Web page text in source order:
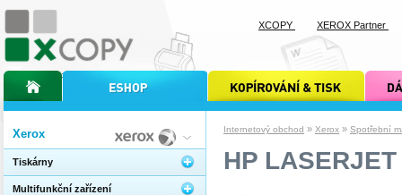
Internetový obchod » Xerox » Spotřební
HP
Xerox
Tiskárny
Multifunkční zařízení
úvodní stránka xcopyinternetový obchod xcopy kopírování a tisk xcopy dárkové
XCOPY XEROX Partner